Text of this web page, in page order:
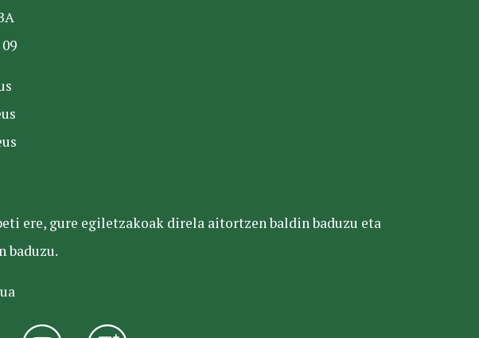
ere, gure egiletzakoak direla aitortzen baldin baduzu eta
baduzu.